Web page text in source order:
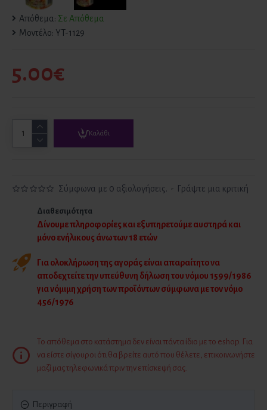
Απόθεμα: Σε Απόθεμα
Μοντέλο: YT-1129
Σύμφωνα με 0 αξιολογήσεις. - Γράψτε μια κριτική
5.00€
Καλάθι
Διαθεσιμότητα
Δίνουμε πληροφορίες και εξυπηρετούμε αυστηρά και
μόνο ενήλικους άνω των 18 ετών
Για ολοκλήρωση της αγοράς είναι απαραίτητο να
αποδεχτείτε την υπεύθυνη δήλωση του νόμου 1599/1986
για νόμιμη χρήση των προϊόντων σύμφωνα με τον νόμο
456/1976
Το απόθεμα στο κατάστημα δεν είναι πάντα ίδιο με το eshop. Για
να είστε σίγουροι ότι θα βρείτε αυτό που θέλετε, επικοινωνήστε
μαζί μας τηλεφωνικά πριν την επίσκεψή σας.
Περιγραφή